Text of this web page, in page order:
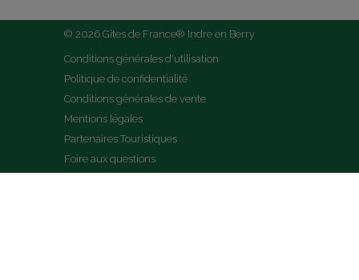
© 2026 Gîtes de France® Indre en Berry
Conditions générales d'utilisation
Politique de confidentialité
Conditions générales de vente
Mentions légales
Partenaires Touristiques
Foire aux questions